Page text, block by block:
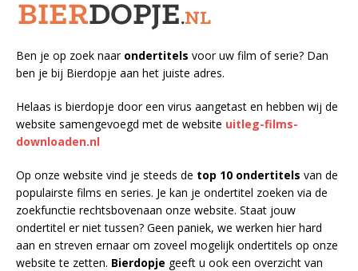
Ben je op zoek naar ondertitels voor uw film of serie? Dan
ben je bij Bierdopje aan het juiste adres.
Helaas is bierdopje door een virus aangetast en hebben wij de
website samengevoegd met de website uitleg-films-
downloaden.nl
Op onze website vind je steeds de top 10 ondertitels van de
populairste films en series. Je kan je ondertitel zoeken via de
zoekfunctie rechtsbovenaan onze website. Staat jouw
ondertitel er niet tussen? Geen paniek, we werken hier hard
aan en streven ernaar om zoveel mogelijk ondertitels op onze
website te zetten. Bierdopje geeft u ook een overzicht van